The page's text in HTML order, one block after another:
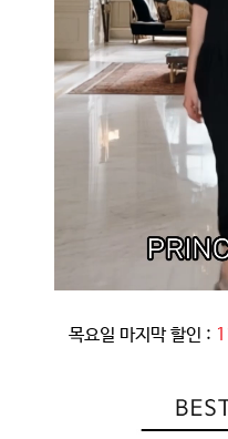
목요일 마지막 할인 :